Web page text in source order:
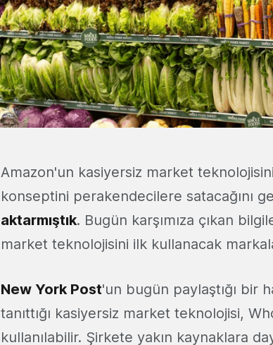
Amazon'un kasiyersiz market teknolojisini
konseptini perakendecilere satacağını
aktarmıştık. Bugün karşımıza çıkan
market teknolojisini ilk kullanacak
New York Post'un bugün paylaştığı bir
tanıttığı kasiyersiz market teknolojisi,
kullanılabilir. Şirkete yakın kaynaklara